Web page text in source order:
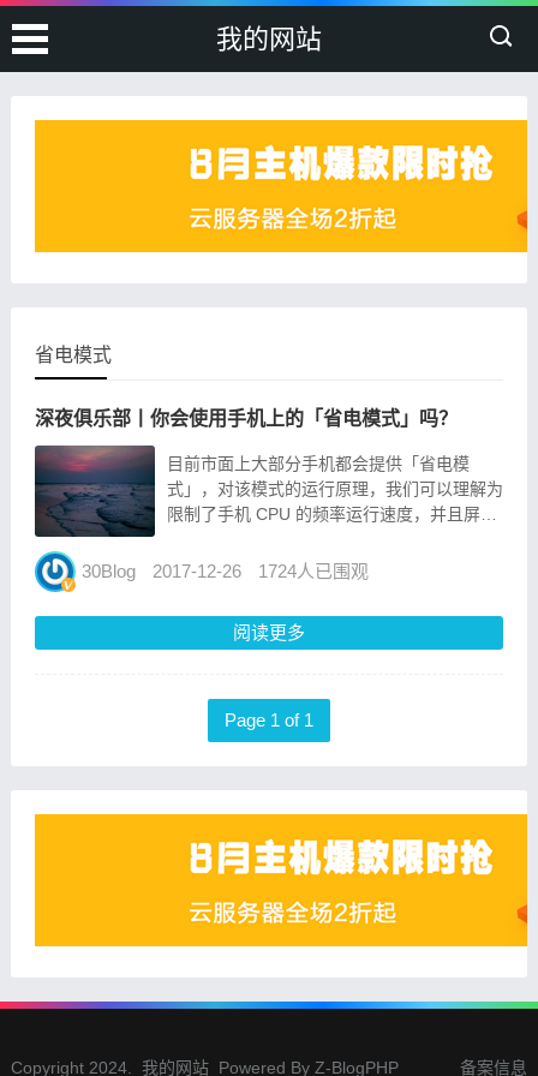
我的网站
省电模式
深夜俱乐部丨你会使用手机上的「省电模式」吗？
目前市面上大部分手机都会提供「省电模
式」，对该模式的运行原理，我们可以理解为
限制了手机 CPU 的频率运行速度，并且屏幕
避免手机在高性能状态下工作，这样就能起到
法在自家的手机上...
30Blog 2017-12-26 1724人已围观
阅读更多
Page 1 of 1
Copyright 2024. 我的网站Powered By Z-BlogPHP 备案信息